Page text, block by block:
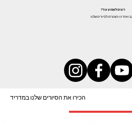
רוצים לשמוע עוד?
אחרינו והצטרפו לסיורים שלנו!
הכירו את הסיורים שלנו במדריד